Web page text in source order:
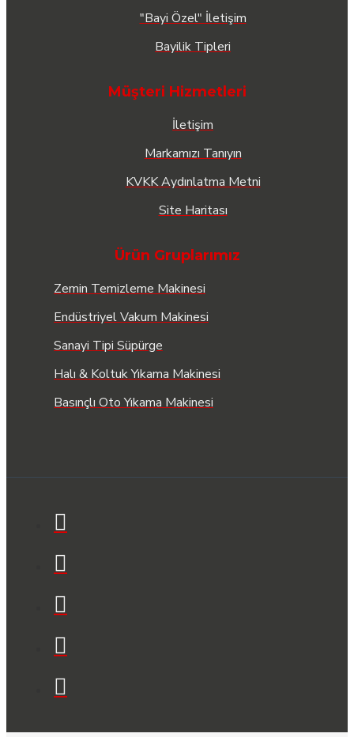
"Bayi Özel" İletişim
Bayilik Tipleri
Müşteri Hizmetleri
İletişim
Markamızı Tanıyın
KVKK Aydınlatma Metni
Site Haritası
Ürün Gruplarımız
Zemin Temizleme Makinesi
Endüstriyel Vakum Makinesi
Sanayi Tipi Süpürge
Halı & Koltuk Yıkama Makinesi
Basınçlı Oto Yıkama Makinesi